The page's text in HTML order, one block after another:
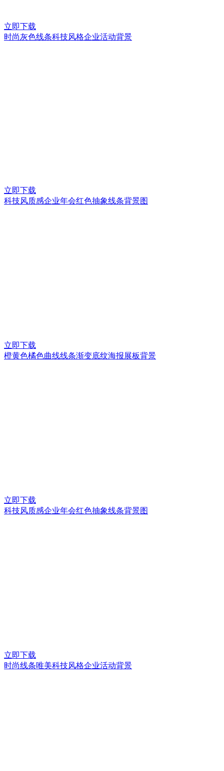
立即下载
时尚灰色线条科技风格企业活动背景
立即下载
科技风质感企业年会红色抽象线条背景图
立即下载
橙黄色橘色曲线线条渐变底纹海报展板背景
立即下载
科技风质感企业年会红色抽象线条背景图
立即下载
时尚线条唯美科技风格企业活动背景